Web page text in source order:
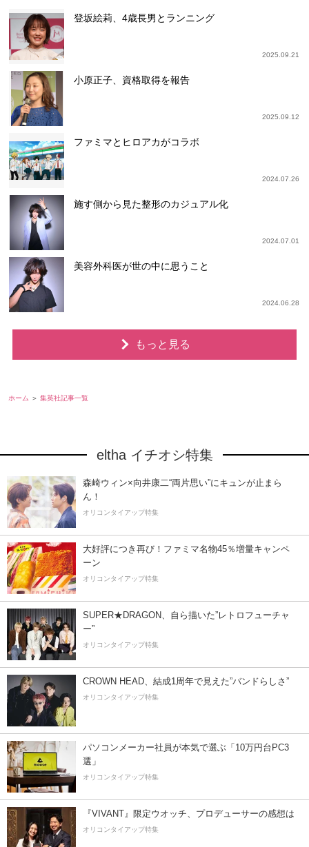
登坂絵莉、4歳長男とランニング
2025.09.21
小原正子、資格取得を報告
2025.09.12
ファミマとヒロアカがコラボ
2024.07.26
施す側から見た整形のカジュアル化
2024.07.01
美容外科医が世の中に思うこと
2024.06.28
もっと見る
ホーム 集英社記事一覧
eltha イチオシ特集
森崎ウィン×向井康二“両片思い”にキュンが止まら
ん！
オリコンタイアップ特集
大好評につき再び！ファミマ名物45％増量キャンペ
ーン
オリコンタイアップ特集
SUPER★DRAGON、自ら描いた”レトロフューチャ
ー”
オリコンタイアップ特集
CROWN HEAD、結成1周年で見えた”バンドらしさ”
オリコンタイアップ特集
パソコンメーカー社員が本気で選ぶ「10万円台PC3
選」
オリコンタイアップ特集
『VIVANT』限定ウオッチ、プロデューサーの感想は
オリコンタイアップ特集